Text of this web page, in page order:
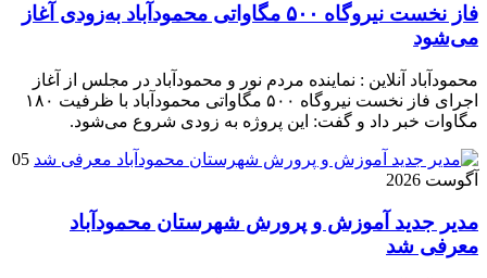
فاز نخست نیروگاه ۵۰۰ مگاواتی محمودآباد به‌زودی آغاز
می‌شود
محمودآباد آنلاین : نماینده مردم نور و محمودآباد در مجلس از آغاز
اجرای فاز نخست نیروگاه ۵۰۰ مگاواتی محمودآباد با ظرفیت ۱۸۰
مگاوات خبر داد و گفت: این پروژه به زودی شروع می‌شود.
05
آگوست 2026
مدیر جدید آموزش و پرورش شهرستان محمودآباد
معرفی شد